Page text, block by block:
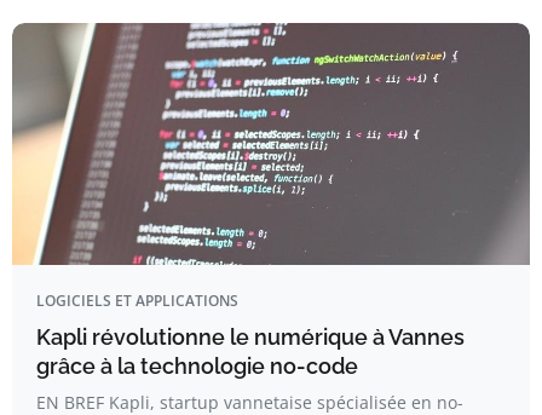
LOGICIELS ET APPLICATIONS
Kapli révolutionne le numérique à Vannes
grâce à la technologie no-code
EN BREF Kapli, startup vannetaise spécialisée en no-